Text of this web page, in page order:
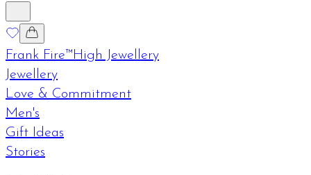
Frank Fire™High Jewellery
Jewellery
Love & Commitment
Men's
Gift Ideas
Stories